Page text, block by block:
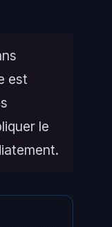
est
le